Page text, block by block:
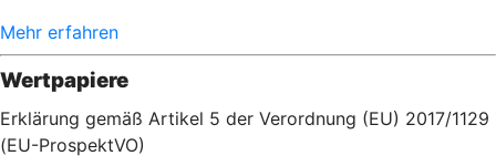
Mehr erfahren
Wertpapiere
Erklärung gemäß Artikel 5 der Verordnung (EU) 2017/1129
(EU-ProspektVO)